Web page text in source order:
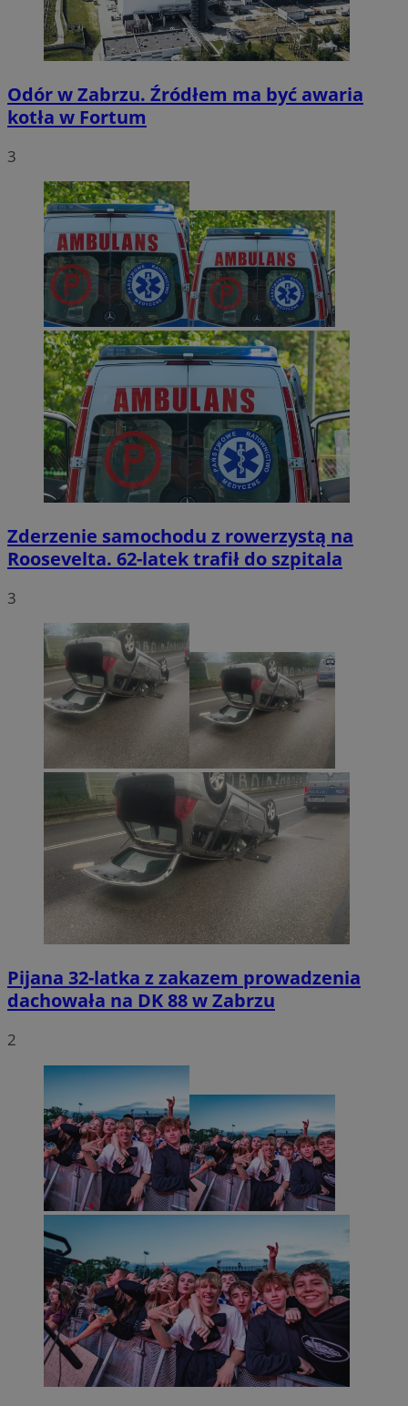
Odór w Zabrzu. Źródłem ma być awaria
kotła w Fortum
3
Zderzenie samochodu z rowerzystą na
Roosevelta. 62-latek trafił do szpitala
3
Pijana 32-latka z zakazem prowadzenia
dachowała na DK 88 w Zabrzu
2